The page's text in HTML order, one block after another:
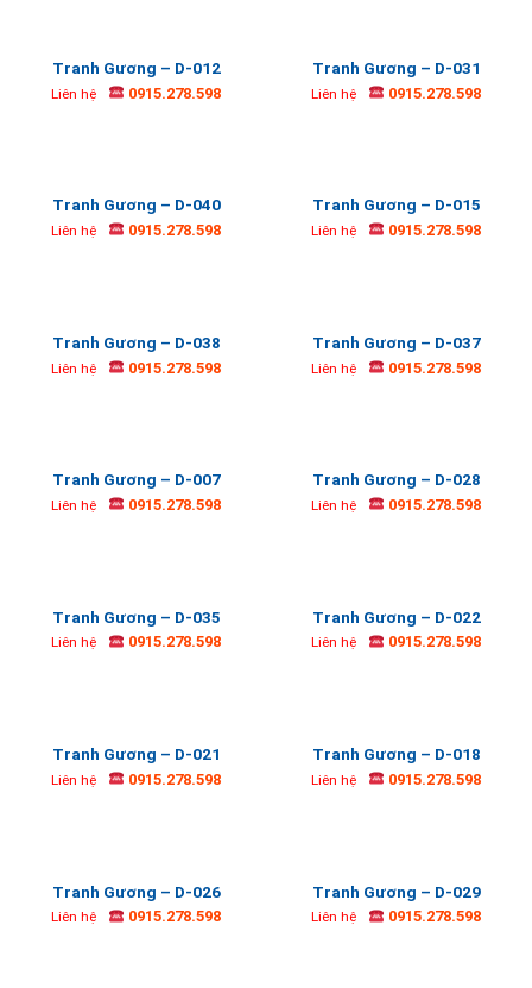
Tranh Gương – D-012
Liên hệ 0915.278.598
Tranh Gương – D-031
Liên hệ 0915.278.598
Tranh Gương – D-040
Liên hệ 0915.278.598
Tranh Gương – D-015
Liên hệ 0915.278.598
Tranh Gương – D-038
Liên hệ 0915.278.598
Tranh Gương – D-037
Liên hệ 0915.278.598
Tranh Gương – D-007
Liên hệ 0915.278.598
Tranh Gương – D-028
Liên hệ 0915.278.598
Tranh Gương – D-035
Liên hệ 0915.278.598
Tranh Gương – D-022
Liên hệ 0915.278.598
Tranh Gương – D-021
Liên hệ 0915.278.598
Tranh Gương – D-018
Liên hệ 0915.278.598
Tranh Gương – D-026
Liên hệ 0915.278.598
Tranh Gương – D-029
Liên hệ 0915.278.598